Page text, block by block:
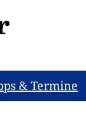
& Termine